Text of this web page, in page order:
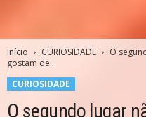
Início CURIOSIDADE
O
gostam de...
CURIOSIDADE
O segundo lugar